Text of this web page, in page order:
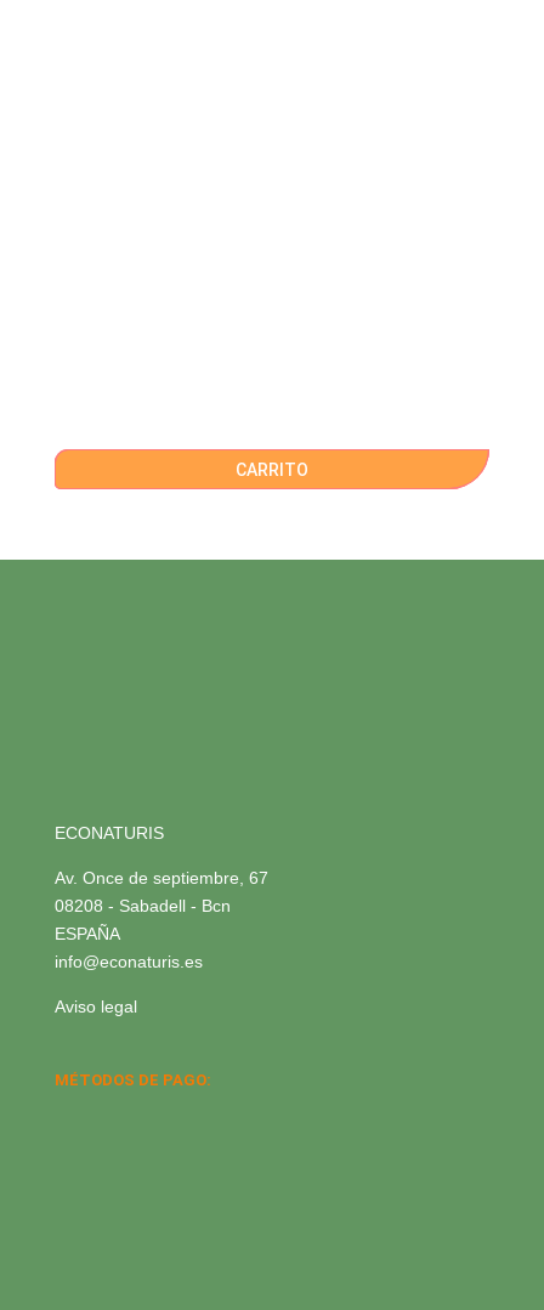
CARRITO
ECONATURIS
Av. Once de septiembre, 67
08208 - Sabadell - Bcn
ESPAÑA
info@econaturis.es
Aviso legal
MÉTODOS DE PAGO: